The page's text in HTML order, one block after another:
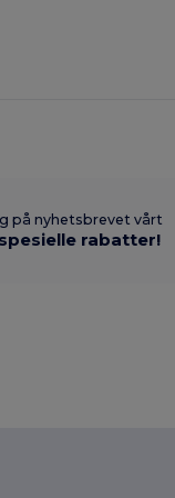
på nyhetsbrevet vårt
rabatter!